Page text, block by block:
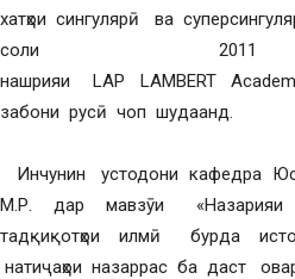
хатҳои сингулярӣ ва
соли
нашрияи LAP LAMBERT
забони русӣ чоп шудаанд.
Инчунин устодони кафедра
М.Р. дар мавзӯи «Назарияи
тадқиқотҳои илмӣ бурда
натиҷаҳои назаррас ба